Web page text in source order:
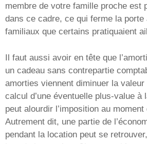
membre de votre famille proche est
dans ce cadre, ce qui ferme la porte
familiaux que certains pratiquaient
Il faut aussi avoir en tête que
un cadeau sans contrepartie
amorties viennent diminuer la valeur
calcul d’une éventuelle plus-value à
peut alourdir l’imposition au moment
Autrement dit, une partie de
pendant la location peut se